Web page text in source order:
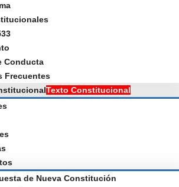
Conducta
Frecuentes
Texto Constitucional
de Nueva Constitución